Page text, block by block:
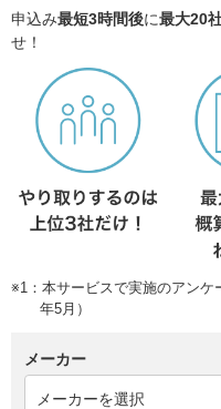
申込み最短3時間後に最大20
せ！
※1：本サービスで実施のアンケ
年5月）
メーカー